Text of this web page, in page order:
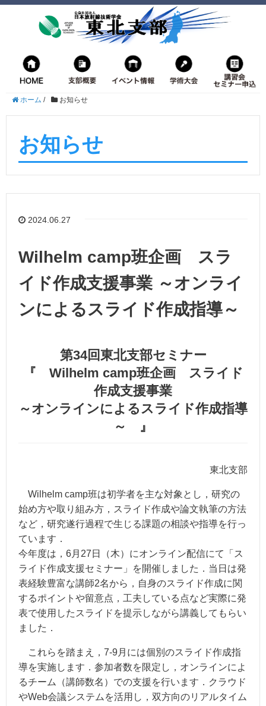
ホーム / お知らせ
お知らせ
2024.06.27
Wilhelm camp班企画 スラ
イド作成支援事業 ～オンライ
ンによるスライド作成指導～
第34回東北支部セミナー
『 Wilhelm camp班企画 スライド
作成支援事業
～オンラインによるスライド作成指導
～ 』
東北支部
Wilhelm camp班は初学者を主な対象とし，研究の
始め方や取り組み方，スライド作成や論文執筆の方法
など，研究遂行過程で生じる課題の相談や指導を行っ
ています．
今年度は，6月27日（木）にオンライン配信にて「ス
ライド作成支援セミナー」を開催しました．当日は発
表経験豊富な講師2名から，自身のスライド作成に関
するポイントや留意点，工夫している点など実際に発
表で使用したスライドを提示しながら講義してもらい
ました．
これらを踏まえ，7-9月には個別のスライド作成指
導を実施します．参加者数を限定し，オンラインによ
るチーム（講師数名）での支援を行います．クラウド
やWeb会議システムを活用し，双方向のリアルタイム